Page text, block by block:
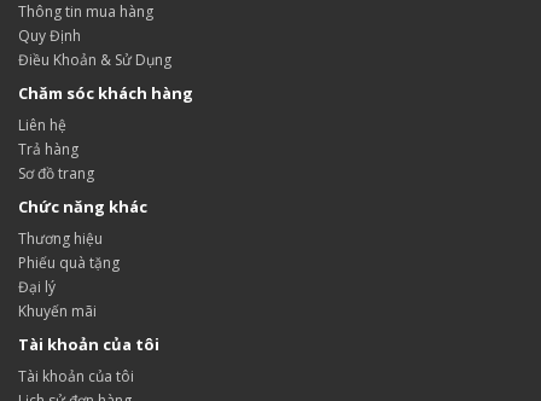
Thông tin mua hàng
Quy Định
Điều Khoản & Sử Dụng
Chăm sóc khách hàng
Liên hệ
Trả hàng
Sơ đồ trang
Chức năng khác
Thương hiệu
Phiếu quà tặng
Đại lý
Khuyến mãi
Tài khoản của tôi
Tài khoản của tôi